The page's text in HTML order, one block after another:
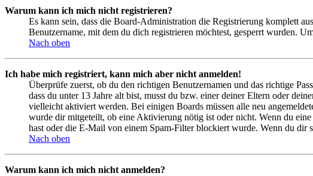
Warum kann ich mich nicht registrieren?
Es kann sein, dass die Board-Administration die Registrierung komplett
Benutzername, mit dem du dich registrieren möchtest, gesperrt wurden.
Nach oben
Ich habe mich registriert, kann mich aber nicht anmelden!
Überprüfe zuerst, ob du den richtigen Benutzernamen und das richtige
dass du unter 13 Jahre alt bist, musst du bzw. einer deiner Eltern oder
vielleicht aktiviert werden. Bei einigen Boards müssen alle neu
wurde dir mitgeteilt, ob eine Aktivierung nötig ist oder nicht. Wenn du
hast oder die E-Mail von einem Spam-Filter blockiert wurde. Wenn du dir
Nach oben
Warum kann ich mich nicht anmelden?